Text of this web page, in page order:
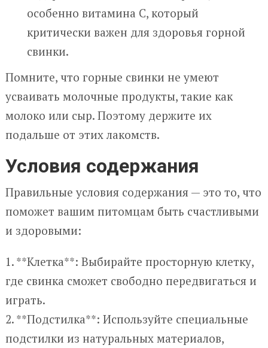
особенно витамина C, который
критически важен для здоровья горной
свинки.
Помните, что горные свинки не умеют
усваивать молочные продукты, такие как
молоко или сыр. Поэтому держите их
подальше от этих лакомств.
Условия содержания
Правильные условия содержания — это то, что
поможет вашим питомцам быть счастливыми
и здоровыми:
1. **Клетка**: Выбирайте просторную клетку,
где свинка сможет свободно передвигаться и
играть.
2. **Подстилка**: Используйте специальные
подстилки из натуральных материалов,